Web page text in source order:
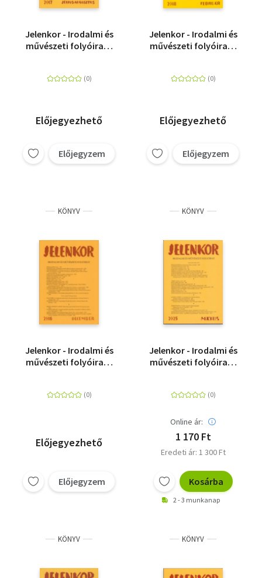
Jelenkor - Irodalmi és
művészeti folyóirat -
Előjegyezhető
Előjegyzem
Jelenkor - Irodalmi és
művészeti folyóirat -
Előjegyezhető
Előjegyzem
KÖNYV
Jelenkor - Irodalmi és
művészeti folyóirat -
Előjegyezhető
Előjegyzem
KÖNYV
Jelenkor - Irodalmi és
művészeti folyóirat -
Online ár:
1 170 Ft
Eredeti ár: 1 300 Ft
Kosárba
2 - 3 munkanap
KÖNYV KÖNYV